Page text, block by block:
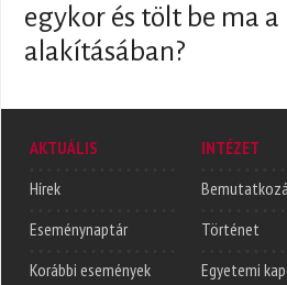
egykor és tölt be ma
alakításában?
AKTUÁLIS
Hírek
Eseménynaptár
Korábbi események
INTÉZET
Történet
Egyetemi